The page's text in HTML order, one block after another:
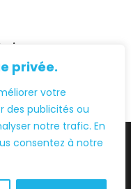
privée.
votre
des publicités ou
notre trafic. En
consentez à notre
-
par